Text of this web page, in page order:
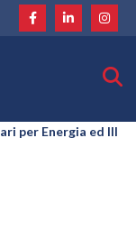
per Energia ed